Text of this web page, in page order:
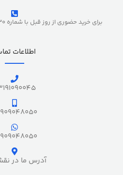
برای خرید حضوری از روز قبل با شماره 09192435630 هماهنگ کنید.
اطلاعات
آدرس ما در